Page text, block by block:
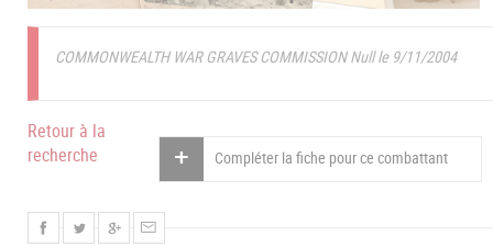
COMMONWEALTH WAR GRAVES COMMISSION Null le 9/11/2004
Compléter la fiche pour ce combattant
Retour à la
recherche